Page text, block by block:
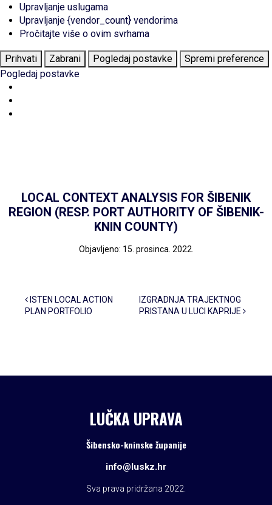
Upravljanje uslugama
Upravljanje {vendor_count} vendorima
Pročitajte više o ovim svrhama
Prihvati Zabrani Pogledaj postavke
Spremi preference
Pogledaj postavke
LOCAL CONTEXT ANALYSIS FOR ŠIBENIK
REGION (RESP. PORT AUTHORITY OF ŠIBENIK-
KNIN COUNTY)
Objavljeno: 15. prosinca. 2022.
Post navigation
ISTEN LOCAL ACTION
PLAN PORTFOLIO
IZGRADNJA TRAJEKTNOG
PRISTANA U LUCI KAPRIJE
LUČKA UPRAVA
Šibensko-kninske županije
info@luskz.hr
Sva prava pridržana 2022.